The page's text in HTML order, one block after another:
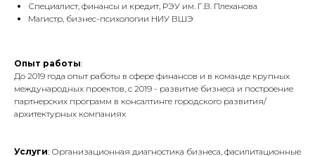
Специалист, финансы и кредит, РЭУ им. Г.В. Плеханова
Магистр, бизнес-психологии НИУ ВШЭ
Опыт работы:
До 2019 года опыт работы в сфере финансов и в команде крупных
международных проектов, с 2019 - развитие бизнеса и построение
партнерских программ в консалтинге городского развития/
архитектурных компаниях
Услуги: Организационная диагностика бизнеса, фасилитационные